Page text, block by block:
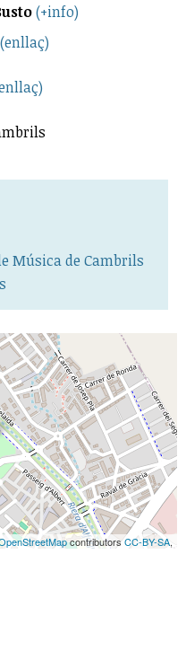
(+info)
Música de Cambrils
contributorsCC-BY-SA,